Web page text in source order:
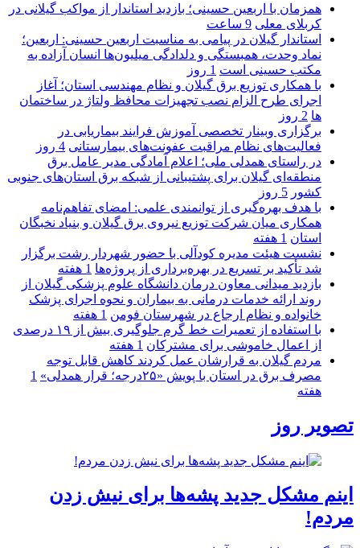
همزمان با اربعین حسینی؛ بازدید استاندار از مواکب گیلانی در
کربلای معلی 9 ساعت
استاندار گیلان در پیامی به مناسبت اربعین حسینی: اربعین؛
نماد وحدت، همبستگی و دلدادگی میلیون‌ها انسان آزاده به
مکتب حسینی است 1 روز
با همکاری توزیع برق گیلان و نظام مهندسی استان؛ آغاز
اجرای طرح الزام نصب تجهیزات محافظ ولتاژ در ساختمان
ها 2 روز
برگزاری وبینار تخصصی آموزش فرایند بیماریابی در
فعالیت‌های نظام مراقبت عفونت‌های بیمارستانی 4 روز
در راستای همدلی ملی؛ اعلام آمادگی مدیر عامل برق
منطقه‌ای گیلان برای پشتیبانی از شبكه برق استان‌های جنوبی
كشور 5 روز
با هدف بهره‌گیری از توانمندی علمی: امضای تفاهم‌نامه
همكاری میان شركت توزیع نیروی برق گیلان و بنیاد نخبگان
استان 1 هفته
نشست هیئت مدیره کودآلی با حضور شهردار رشت برگزار
شد تأکید بر تسریع در بهره‌برداری از پروژه‌ها 1 هفته
بازدید میدانی معاون درمان دانشگاه علوم پزشکی گیلان از
روند ارائه خدمات درمانی به بیماران و نحوه اجرای پزشک
خانواده و نظام ارجاع در شهرستان فومن 1 هفته
با استفاده از تعمیرات خط گرم جلوگیری بیش از ۱۹ درصدی
از اعمال خاموشی برای مشتركان 1 هفته
مردم گیلان به قرارشان عمل کردند كاهش قابل توجه
مصرف برق در استان با پویش «۲۵درجه؛ قرار همدلی»
1
هفته
تصویر روز
اینم مشکل جدید پشه‌ها برای نیش زدن
مردم!